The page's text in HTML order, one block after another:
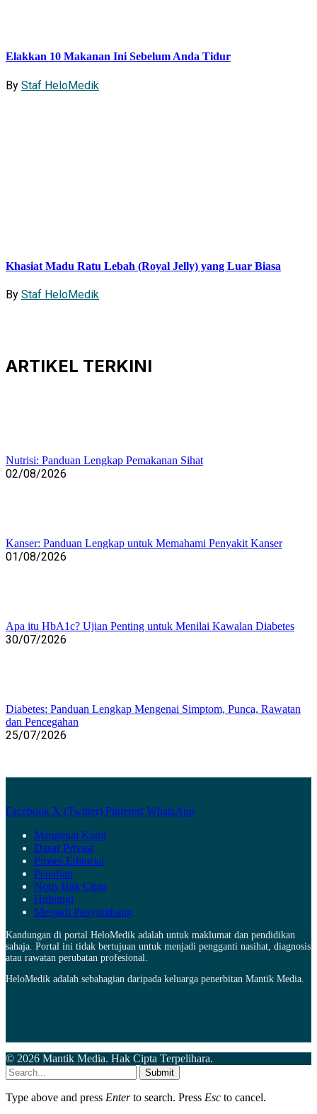
Elakkan 10 Makanan Ini Sebelum Anda Tidur
By Staf HeloMedik
Khasiat Madu Ratu Lebah (Royal Jelly) yang Luar Biasa
By Staf HeloMedik
ARTIKEL TERKINI
Nutrisi: Panduan Lengkap Pemakanan Sihat
02/08/2026
Kanser: Panduan Lengkap untuk Memahami Penyakit Kanser
01/08/2026
Apa itu HbA1c? Ujian Penting untuk Menilai Kawalan Diabetes
30/07/2026
Diabetes: Panduan Lengkap Mengenai Simptom, Punca, Rawatan
dan Pencegahan
25/07/2026
Facebook X (Twitter) Pinterest WhatsApp
Mengenai Kami
Dasar Privasi
Proses Editorial
Penafian
Notis Hak Cipta
Hubungi
Menjadi Penyumbang
Kandungan di portal HeloMedik adalah untuk maklumat dan pendidikan
sahaja. Portal ini tidak bertujuan untuk menjadi pengganti nasihat, diagnosis
atau rawatan perubatan profesional.
HeloMedik adalah sebahagian daripada keluarga penerbitan Mantik Media.
© 2026 Mantik Media. Hak Cipta Terpelihara.
Submit
Type above and press Enterto search. Press Esc to cancel.